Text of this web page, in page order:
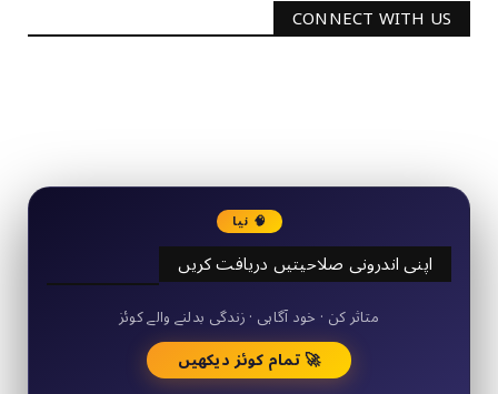
CONNECT WITH US
🧠 نیا
اپنی اندرونی صلاحیتیں دریافت کریں
50+ مختصر کوئز
متاثر کن · خود آگاہی · زندگی بدلنے والے کوئز
🚀 تمام کوئز دیکھیں